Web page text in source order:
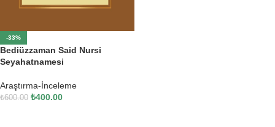
-33%
Bediüzzaman Said Nursi
Seyahatnamesi
Araştırma-İnceleme
₺600.00 ₺400.00